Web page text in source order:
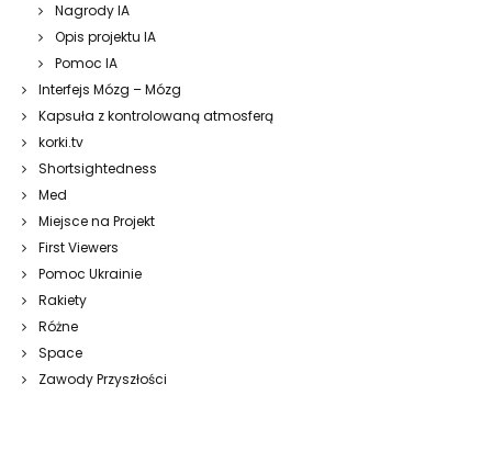
Nagrody IA
Opis projektu IA
Pomoc IA
Interfejs Mózg – Mózg
Kapsuła z kontrolowaną atmosferą
korki.tv
Shortsightedness
Med
Miejsce na Projekt
First Viewers
Pomoc Ukrainie
Rakiety
Różne
Space
Zawody Przyszłości